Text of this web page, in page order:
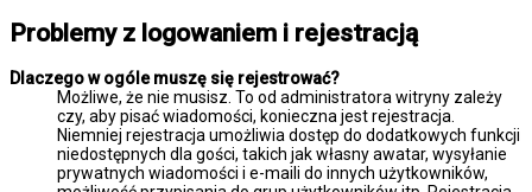
Problemy z logowaniem i rejestracją
Dlaczego w ogóle muszę się rejestrować?
Możliwe, że nie musisz. To od administratora witryny zależy
czy, aby pisać wiadomości, konieczna jest rejestracja.
Niemniej rejestracja umożliwia dostęp do dodatkowych funkcji
niedostępnych dla gości, takich jak własny awatar, wysyłanie
prywatnych wiadomości i e-maili do innych użytkowników,